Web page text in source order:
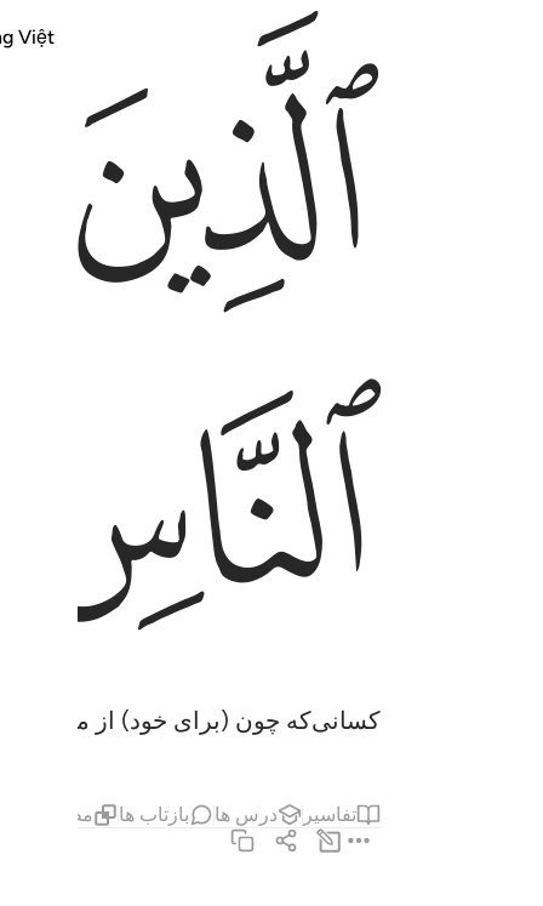
Việt
الذين اذا اكتالوا على الناس يستوفون ٢
ٱلَّذِينَ إِذَا ٱكْتَالُوا۟ عَلَى ٱلنَّاسِ يَسْتَوْفُونَ ٢
ﲨ
ﲬ
کسانی‌که چون (برای خود) از مردم
تفاسیر درس ها بازتاب ها مطالب